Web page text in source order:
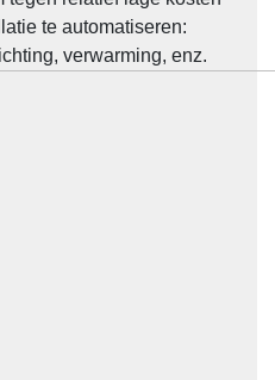
te automatiseren:
verwarming, enz.